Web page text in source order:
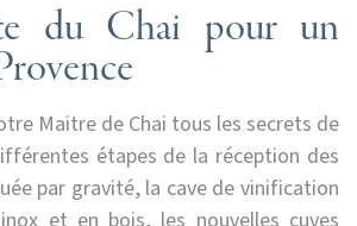
du Chai pour un
Maitre de Chai tous les secrets de
étapes de la réception des
par gravité, la cave de vinification